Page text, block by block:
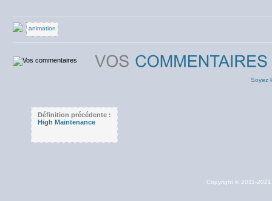
animation
Soyez
Définition précédente :
High Maintenance
Copyright © 2011-